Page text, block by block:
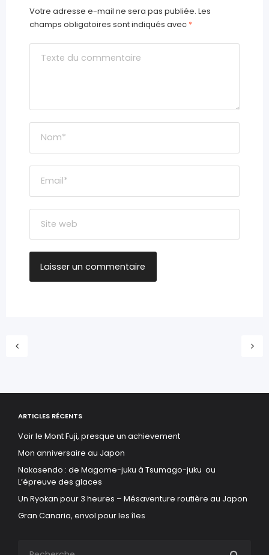
Votre adresse e-mail ne sera pas publiée. Les
champs obligatoires sont indiqués avec *
ARTICLES RÉCENTS
Voir le Mont Fuji, presque un achievement
Mon anniversaire au Japon
Nakasendo : de Magome-juku à Tsumago-juku ou
L’épreuve des glaces
Un Ryokan pour 3 heures – Mésaventure routière au Japon
Gran Canaria, envol pour les îles